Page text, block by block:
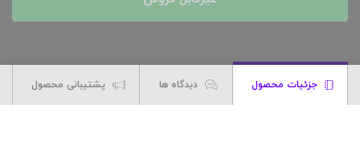
جزئیات محصول دیدگاه ها پشتیبانی محصول